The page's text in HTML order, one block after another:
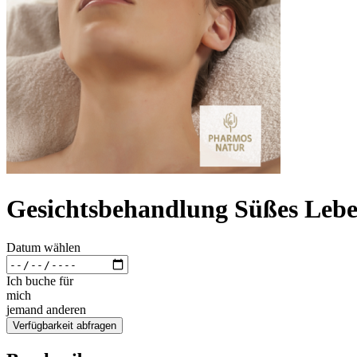
Gesichtsbehandlung Süßes
Datum wählen
Ich buche für
mich
jemand anderen
Verfügbarkeit abfragen